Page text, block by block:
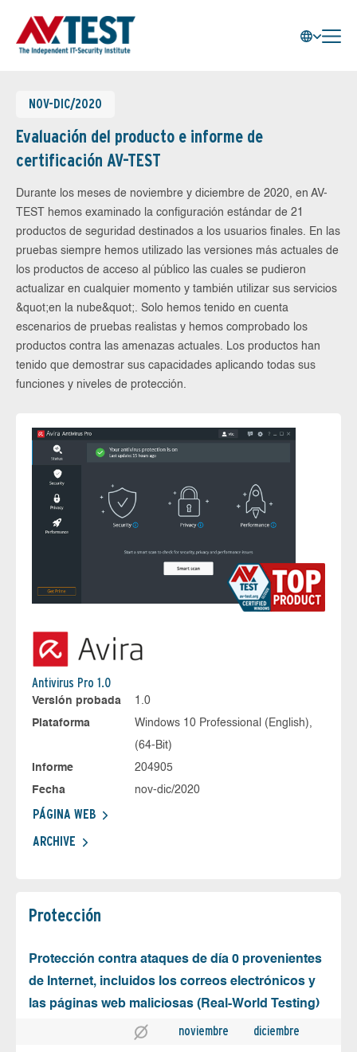
NOV-DIC/2020
Evaluación del producto e informe de
certificación AV-TEST
Durante los meses de noviembre y diciembre de 2020, en AV-
TEST hemos examinado la configuración estándar de 21
productos de seguridad destinados a los usuarios finales. En las
pruebas siempre hemos utilizado las versiones más actuales de
los productos de acceso al público las cuales se pudieron
actualizar en cualquier momento y también utilizar sus servicios
&quot;en la nube&quot;. Solo hemos tenido en cuenta
escenarios de pruebas realistas y hemos comprobado los
productos contra las amenazas actuales. Los productos han
tenido que demostrar sus capacidades aplicando todas sus
funciones y niveles de protección.
Antivirus Pro 1.0
Versión probada
1.0
Plataforma
Windows 10 Professional (English),
(64-Bit)
Informe
204905
Fecha
nov-dic/2020
PÁGINA WEB
ARCHIVE
Protección
Protección contra ataques de día 0 provenientes
de Internet, incluidos los correos electrónicos y
las páginas web maliciosas (Real-World Testing)
noviembre diciembre